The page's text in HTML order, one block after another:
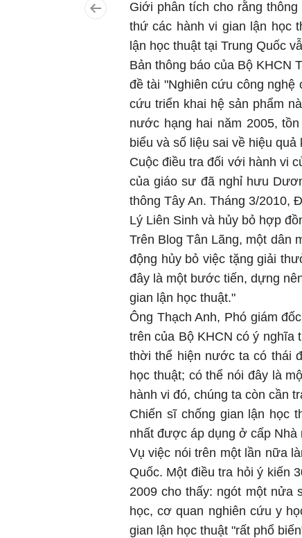
Giới phân tích cho rằng
thứ các hành vi gian lận học
lận học thuật tại Trung Quốc
Bản thông báo của Bộ KHCN
đề tài "Nghiên cứu công nghệ
cứu triển khai hệ sản phẩm
nước hạng hai năm 2005,
biểu và số liệu sai về hiệu quả
Cuộc điều tra đối với hành vi
của giáo sư đã nghỉ hưu
thông Tây An. Tháng 3/2010,
Lý Liên Sinh và hủy bỏ hợp
Trên Blog Tân Lãng, một dân
động hủy bỏ việc tặng giải
đây là một bước tiến, dựng
gian lận học thuật."
Ông Thạch Anh, Phó giám
trên của Bộ KHCN có ý nghĩa
thời thể hiện nước ta có thái
học thuật; có thể nói đây là
hành vi đó, chúng ta còn cần
Chiến sĩ chống gian lận học
nhất được áp dụng ở cấp
Vụ việc nói trên một lần nữa
Quốc. Một điều tra hỏi ý kiến
2009 cho thấy: ngót một nửa
học, cơ quan nghiên cứu y
gian lận học thuật "rất phổ